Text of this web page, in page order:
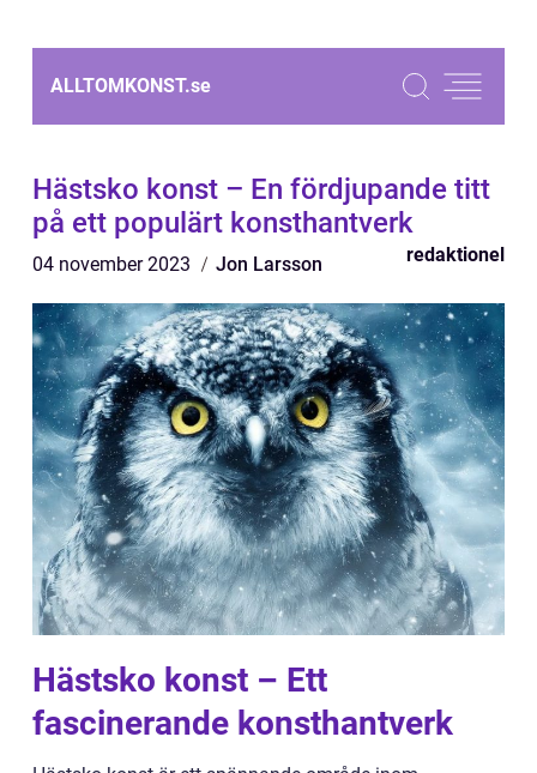
ALLTOMKONST.se
Hästsko konst – En fördjupande titt
på ett populärt konsthantverk
04 november 2023 Jon Larsson redaktionel
Hästsko konst – Ett
fascinerande konsthantverk